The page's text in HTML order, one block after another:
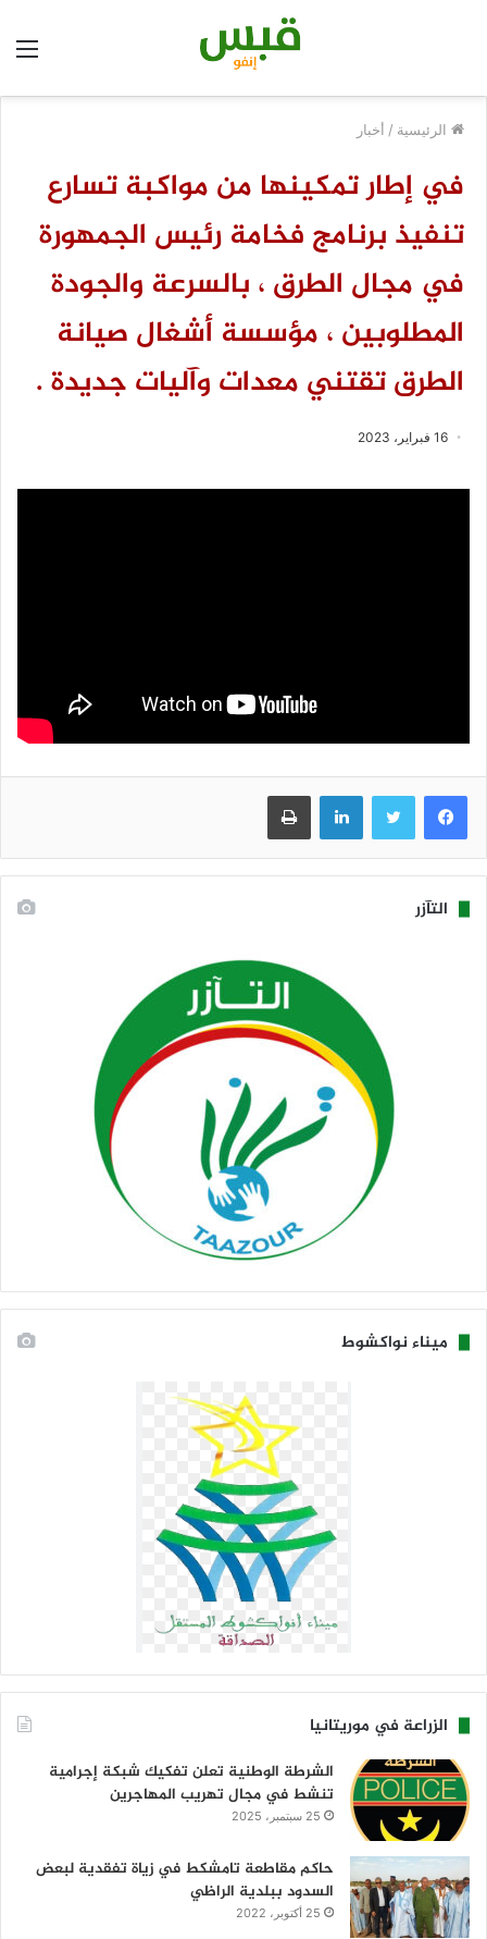
الرئيسية / أخبار
في إطار تمكينها من مواكبة تسارع
تنفيذ برنامج فخامة رئيس الجمهورة
في مجال الطرق ، بالسرعة والجودة
المطلوبين ، مؤسسة أشغال صيانة
الطرق تقتني معدات وآليات جديدة .
16 فبراير، 2023
فيسبوك تويتر لينكدإن طباعة
التآزر
ميناء نواكشوط
الزراعة في موريتانيا
الشرطة الوطنية تعلن تفكيك شبكة إجرامية
تنشط في مجال تهريب المهاجرين
25 سبتمبر، 2025
حاكم مقاطعة تامشكط في زياة تفقدية لبعض
السدود ببلدية الراظي
25 أكتوبر، 2022